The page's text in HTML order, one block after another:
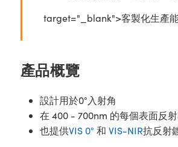
target="_blank">客製化生產
產品概覽
設計用於0°入射角
在 400 - 700nm 的每個表面反射
也提供VIS 0° 和 VIS-NIR抗反射